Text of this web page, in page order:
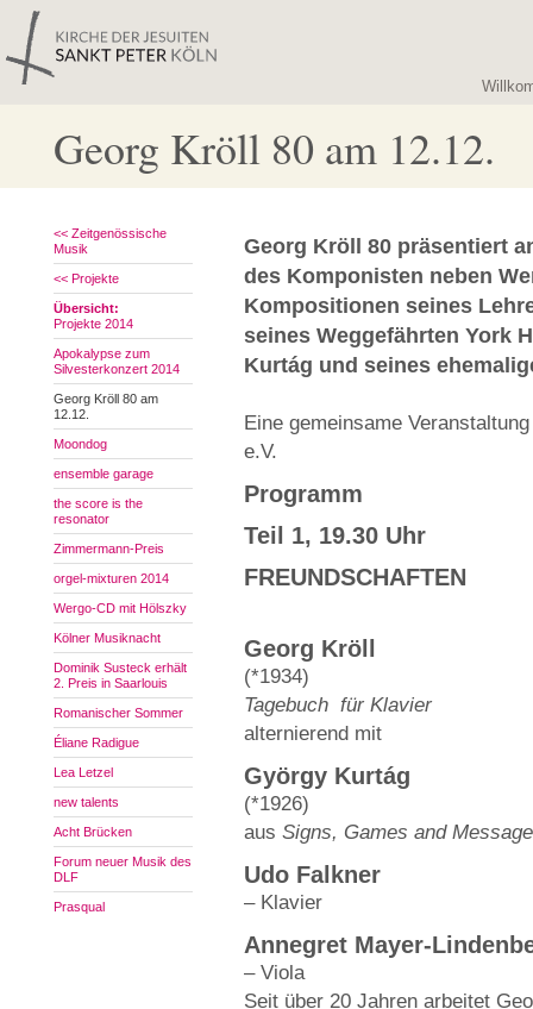
Georg Kröll 80 am 12.12.
<< Zeitgenössische
Musik
<< Projekte
Übersicht:
Projekte 2014
Apokalypse zum
Silvesterkonzert 2014
Georg Kröll 80 am
12.12.
Moondog
ensemble garage
the score is the
resonator
Zimmermann-Preis
orgel-mixturen 2014
Wergo-CD mit Hölszky
Kölner Musiknacht
Dominik Susteck erhält
2. Preis in Saarlouis
Romanischer Sommer
Éliane Radigue
Lea Letzel
new talents
Acht Brücken
Forum neuer Musik des
DLF
Prasqual
Georg Kröll 80 präsentiert
des Komponisten neben
Kompositionen seines
seines Weggefährten York
Kurtág und seines
Eine gemeinsame
e.V.
Programm
Teil 1, 19.30 Uhr
FREUNDSCHAFTEN
Georg Kröll
(*1934)
Tagebuch für Klavier
alternierend mit
György Kurtág
(*1926)
aus Signs, Games and
Udo Falkner
– Klavier
Annegret Mayer-
– Viola
Seit über 20 Jahren arbeitet